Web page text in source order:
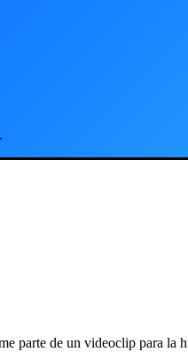
parte de un videoclip para la